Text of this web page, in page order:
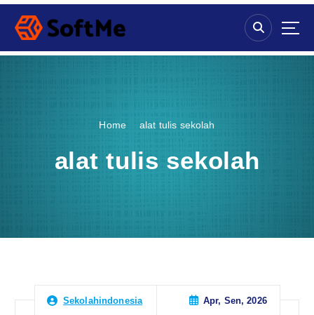
S
p
Home alat tulis sekolah
alat tulis sekolah
Sekolahindonesia Apr, Sen, 2026